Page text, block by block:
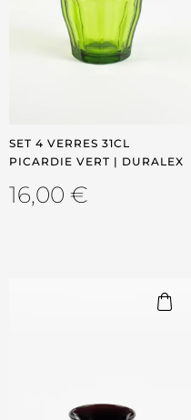
SET 4 VERRES 31CL
PICARDIE VERT | DURALEX
16,00 €